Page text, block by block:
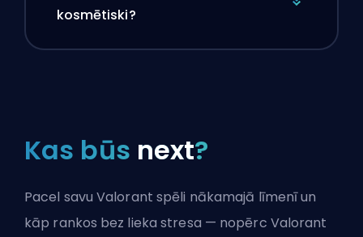
kosmētiski?
Kas būs next?
Pacel savu Valorant spēli nākamajā līmenī un
kāp rankos bez lieka stresa — nopērc Valorant